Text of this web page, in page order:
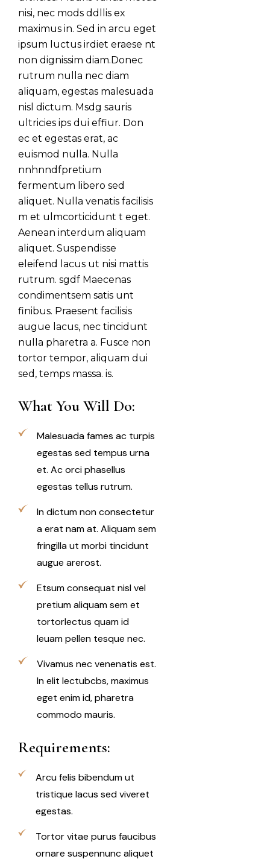
nisi, nec mods ddllis ex
maximus in. Sed in arcu eget
ipsum luctus irdiet eraese nt
non dignissim diam.Donec
rutrum nulla nec diam
aliquam, egestas malesuada
nisl dictum. Msdg sauris
ultricies ips dui effiur. Don
ec et egestas erat, ac
euismod nulla. Nulla
nnhnndfpretium
fermentum libero sed
aliquet. Nulla venatis facilisis
m et ulmcorticidunt t eget.
Aenean interdum aliquam
aliquet. Suspendisse
eleifend lacus ut nisi mattis
rutrum. sgdf Maecenas
condimentsem satis unt
finibus. Praesent facilisis
augue lacus, nec tincidunt
nulla pharetra a. Fusce non
tortor tempor, aliquam dui
sed, temps massa. is.
What You Will Do:
Malesuada fames ac turpis
egestas sed tempus urna
et. Ac orci phasellus
egestas tellus rutrum.
In dictum non consectetur
a erat nam at. Aliquam sem
fringilla ut morbi tincidunt
augue arerost.
Etsum consequat nisl vel
pretium aliquam sem et
tortorlectus quam id
leuam pellen tesque nec.
Vivamus nec venenatis est.
In elit lectubcbs, maximus
eget enim id, pharetra
commodo mauris.
Requirements:
Arcu felis bibendum ut
tristique lacus sed viveret
egestas.
Tortor vitae purus faucibus
ornare suspennunc aliquet